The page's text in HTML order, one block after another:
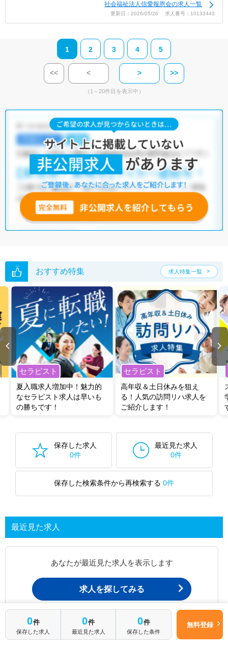
社会福祉法人信愛報恩会の求人一覧
更新日：2026/05/26 求人番号：10132443
1 2 3 4 5
<< < > >>
（1～20件目を表示中）
おすすめ特集 求人特集一覧
セラピスト
夏入職求人増加中！魅力的
なセラピスト求人は早いも
の勝ちです！
セラピスト
高年収＆土日休みを狙え
る！人気の訪問リハ求人を
ご紹介します！
保存した求人
0件
最近見た求人
0件
保存した検索条件から再検索する 0件
最近見た求人
あなたが最近見た求人を表示します
求人を探してみる
最近見た求人一覧ページから、
お問い合わせが可能です。
0件
保存した求人
0件
最近見た求人
0件
保存した条件
無料登録